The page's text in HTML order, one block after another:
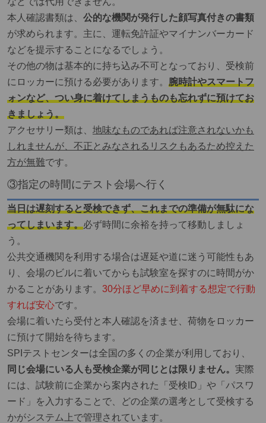
本人確認書類は、 公的な機関が発行した顔写真付きの書類
が求められます。主に、運転免許証やマイナンバーカード
などを提示することになるでしょう。
その他の物は基本的に持ち込み不可となっており、受検前
にロッカーに預ける必要があります。 腕時計やスマートフ
ォンなど、つい身に着けてしまうものも忘れずに預けてお
きましょう。
アクセサリー類は、 地味なものであれば注意されないかも
しれませんが、不正とみなされるリスクもあるため控えた
方が無難です。
③指定の時間にテスト会場へ行く
当日は遅刻すると受検できず、これまでの準備が無駄にな
ってしまいます。必ず時間に余裕を持って移動しましょ
う。
公共交通機関を利用する場合は遅延や道に迷う可能性もあ
り、会場のビルに着いてからも試験室を探すのに時間がか
かることがあります。 30分ほど早めに到着する想定で行動
すれば安心です。
会場に着いたら受付と本人確認を済ませ、荷物をロッカー
に預けて開始を待ちます。
SPIテストセンターは全国の多くの企業が利用しており、
同じ会場にいる人も受検企業が同じとは限りません。 実際
には、試験前に企業から案内された「受検ID」や「パスワ
ード」を入力することで、どの企業の選考として受検する
かがシステム上で管理されています。